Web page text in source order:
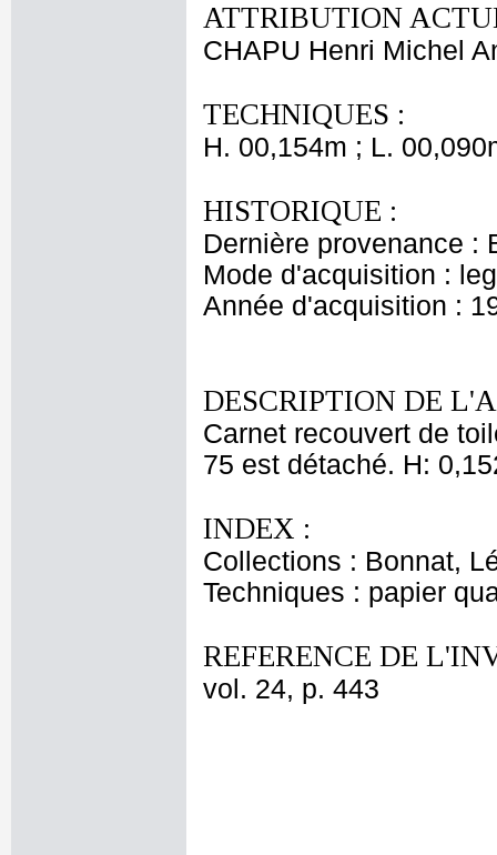
ATTRIBUTION
CHAPU Henri Michel
TECHNIQUES :
H. 00,154m ; L.
HISTORIQUE :
Dernière provenance :
Mode d'acquisition :
Année d'acquisition :
DESCRIPTION DE
Carnet recouvert de
75 est détaché. H:
INDEX :
Collections : Bonnat,
Techniques : papier
REFERENCE DE
vol. 24, p. 443